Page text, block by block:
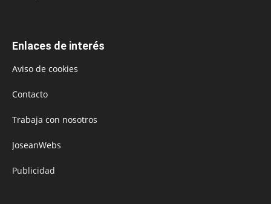
Enlaces de interés
Aviso de cookies
Contacto
Trabaja con nosotros
JoseanWebs
Publicidad